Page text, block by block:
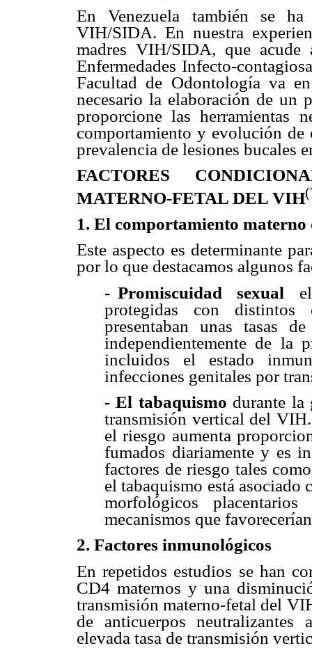
En Venezuela también se
VIH/SIDA. En nuestra
madres VIH/SIDA, que
Enfermedades Infecto-
Facultad de Odontología va
necesario la elaboración de un
proporcione las herramientas
comportamiento y evolución de
prevalencia de lesiones bucales
FACTORES
MATERNO-FETAL DEL VIH
1. El comportamiento materno
Este aspecto es determinante
por lo que destacamos algunos
- Promiscuidad
sexual
el
protegidas con distintos
presentaban unas tasas
independientemente de la
incluidos el estado
infecciones genitales por
- El tabaquismo durante la
transmisión vertical del
el riesgo aumenta
fumados diariamente y es
factores de riesgo tales
el tabaquismo está asociado
morfológicos
mecanismos que
2. Factores inmunológicos
En repetidos estudios se han
CD4 maternos y una
transmisión materno-fetal del
de anticuerpos neutralizantes
elevada tasa de transmisión